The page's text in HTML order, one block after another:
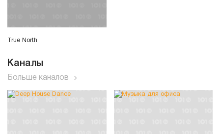
True North
Каналы
Больше каналов